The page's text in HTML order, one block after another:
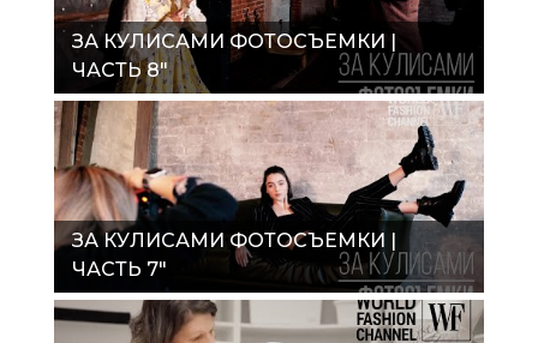
ЗА КУЛИСАМИ ФОТОСЪЕМКИ |
ЧАСТЬ 8"
ЗА КУЛИСАМИ ФОТОСЪЕМКИ |
ЧАСТЬ 7"